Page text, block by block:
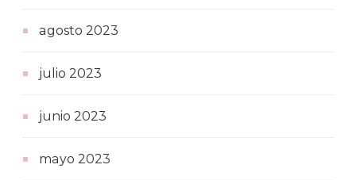
agosto 2023
julio 2023
junio 2023
mayo 2023